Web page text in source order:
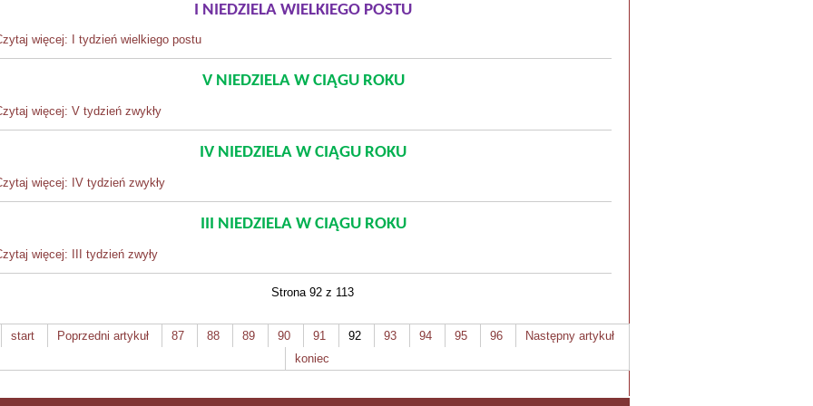
I NIEDZIELA WIELKIEGO POSTU
więcej: I tydzień wielkiego postu
V NIEDZIELA W CIĄGU ROKU
więcej: V tydzień zwykły
IV NIEDZIELA W CIĄGU ROKU
więcej: IV tydzień zwykły
III NIEDZIELA W CIĄGU ROKU
więcej: III tydzień zwyły
Strona 92 z 113
start Poprzedni artykuł 87 88 89 90 91 92 93 94 95 96
Następny artykuł
koniec